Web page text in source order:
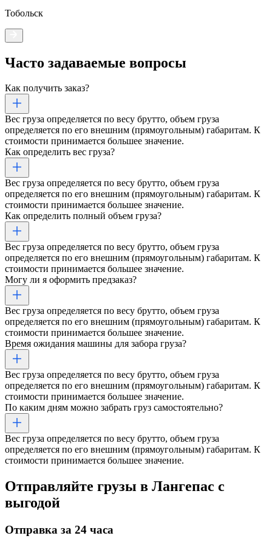
Тобольск
Часто задаваемые вопросы
Как получить заказ?
Вес груза определяется по весу брутто, объем груза
определяется по его внешним (прямоугольным) габаритам. К
стоимости принимается большее значение.
Как определить вес груза?
Вес груза определяется по весу брутто, объем груза
определяется по его внешним (прямоугольным) габаритам. К
стоимости принимается большее значение.
Как определить полный объем груза?
Вес груза определяется по весу брутто, объем груза
определяется по его внешним (прямоугольным) габаритам. К
стоимости принимается большее значение.
Могу ли я оформить предзаказ?
Вес груза определяется по весу брутто, объем груза
определяется по его внешним (прямоугольным) габаритам. К
стоимости принимается большее значение.
Время ожидания машины для забора груза?
Вес груза определяется по весу брутто, объем груза
определяется по его внешним (прямоугольным) габаритам. К
стоимости принимается большее значение.
По каким дням можно забрать груз самостоятельно?
Вес груза определяется по весу брутто, объем груза
определяется по его внешним (прямоугольным) габаритам. К
стоимости принимается большее значение.
Отправляйте грузы в Лангепас с
выгодой
Отправка за 24 часа